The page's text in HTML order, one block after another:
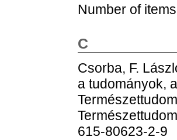
Number of
C
Csorba, F.
a tudományok,
615-80623-2-9